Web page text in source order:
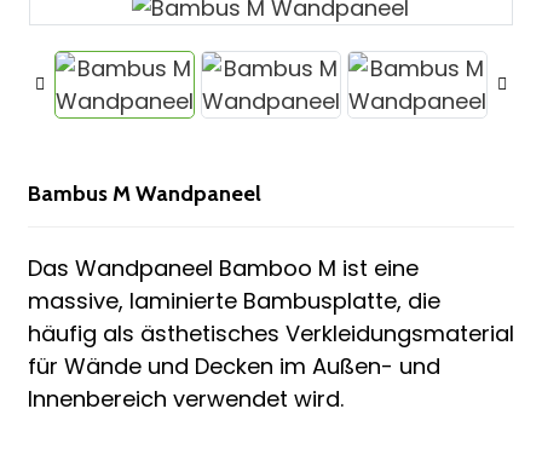
Bambus M Wandpaneel
Das Wandpaneel Bamboo M ist eine
massive, laminierte Bambusplatte, die
häufig als ästhetisches Verkleidungsmaterial
für Wände und Decken im Außen- und
Innenbereich verwendet wird.